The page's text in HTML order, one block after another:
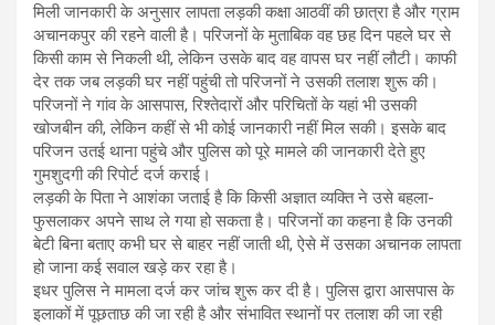
मिली जानकारी के अनुसार लापता लड़की कक्षा आठवीं की छात्रा है और ग्राम
अचानकपुर की रहने वाली है। परिजनों के मुताबिक वह छह दिन पहले घर से
किसी काम से निकली थी, लेकिन उसके बाद वह वापस घर नहीं लौटी। काफी
देर तक जब लड़की घर नहीं पहुंची तो परिजनों ने उसकी तलाश शुरू की।
परिजनों ने गांव के आसपास, रिश्तेदारों और परिचितों के यहां भी उसकी
खोजबीन की, लेकिन कहीं से भी कोई जानकारी नहीं मिल सकी। इसके बाद
परिजन उतई थाना पहुंचे और पुलिस को पूरे मामले की जानकारी देते हुए
गुमशुदगी की रिपोर्ट दर्ज कराई।
लड़की के पिता ने आशंका जताई है कि किसी अज्ञात व्यक्ति ने उसे बहला-
फुसलाकर अपने साथ ले गया हो सकता है। परिजनों का कहना है कि उनकी
बेटी बिना बताए कभी घर से बाहर नहीं जाती थी, ऐसे में उसका अचानक लापता
हो जाना कई सवाल खड़े कर रहा है।
इधर पुलिस ने मामला दर्ज कर जांच शुरू कर दी है। पुलिस द्वारा आसपास के
इलाकों में पूछताछ की जा रही है और संभावित स्थानों पर तलाश की जा रही